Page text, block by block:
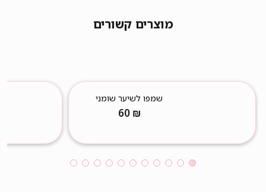
מוצרים קשורים
שמפו לשיער שומני
60 ₪